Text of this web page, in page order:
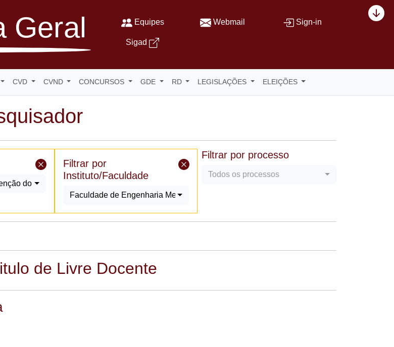
Geral Equipes Webmail Sign-in
Sigad
CVD CVND CONCURSOS GDE RD LEGISLAÇÕES ELEIÇÕES
do Titulo de Livre Docente
Filtrar por
Instituto/Faculdade
Faculdade de Engenharia Mecânica
Filtrar por processo
Todos os processos
de Livre Docente